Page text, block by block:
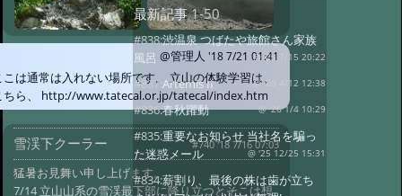
@管理人 '18 7/21 01:41
こは通常は入れない場所です。 立山の体験学習は、
ちら、 http://www.tatecal.or.jp/tatecal/index.htm
雪渓下クーラー #740 '18 7/16 07:03
猛暑お見舞い申し上げます。
7/14 立山山系の雪渓最下部に降り立つとそこは想
最新記事1-50
#838:渋温泉 つばたや旅館さん家族
風呂
@ '26 7/15 20:22
#837:Artemis II @ '26 4/12 12:38
#836:春秋躍動 @ '26 1/4 10:29
#835:重要なお知らせ 当社名を騙っ
た迷惑メール
@ '25 12/25 15:31
#834:薪割り、最後の株は歯が立ち